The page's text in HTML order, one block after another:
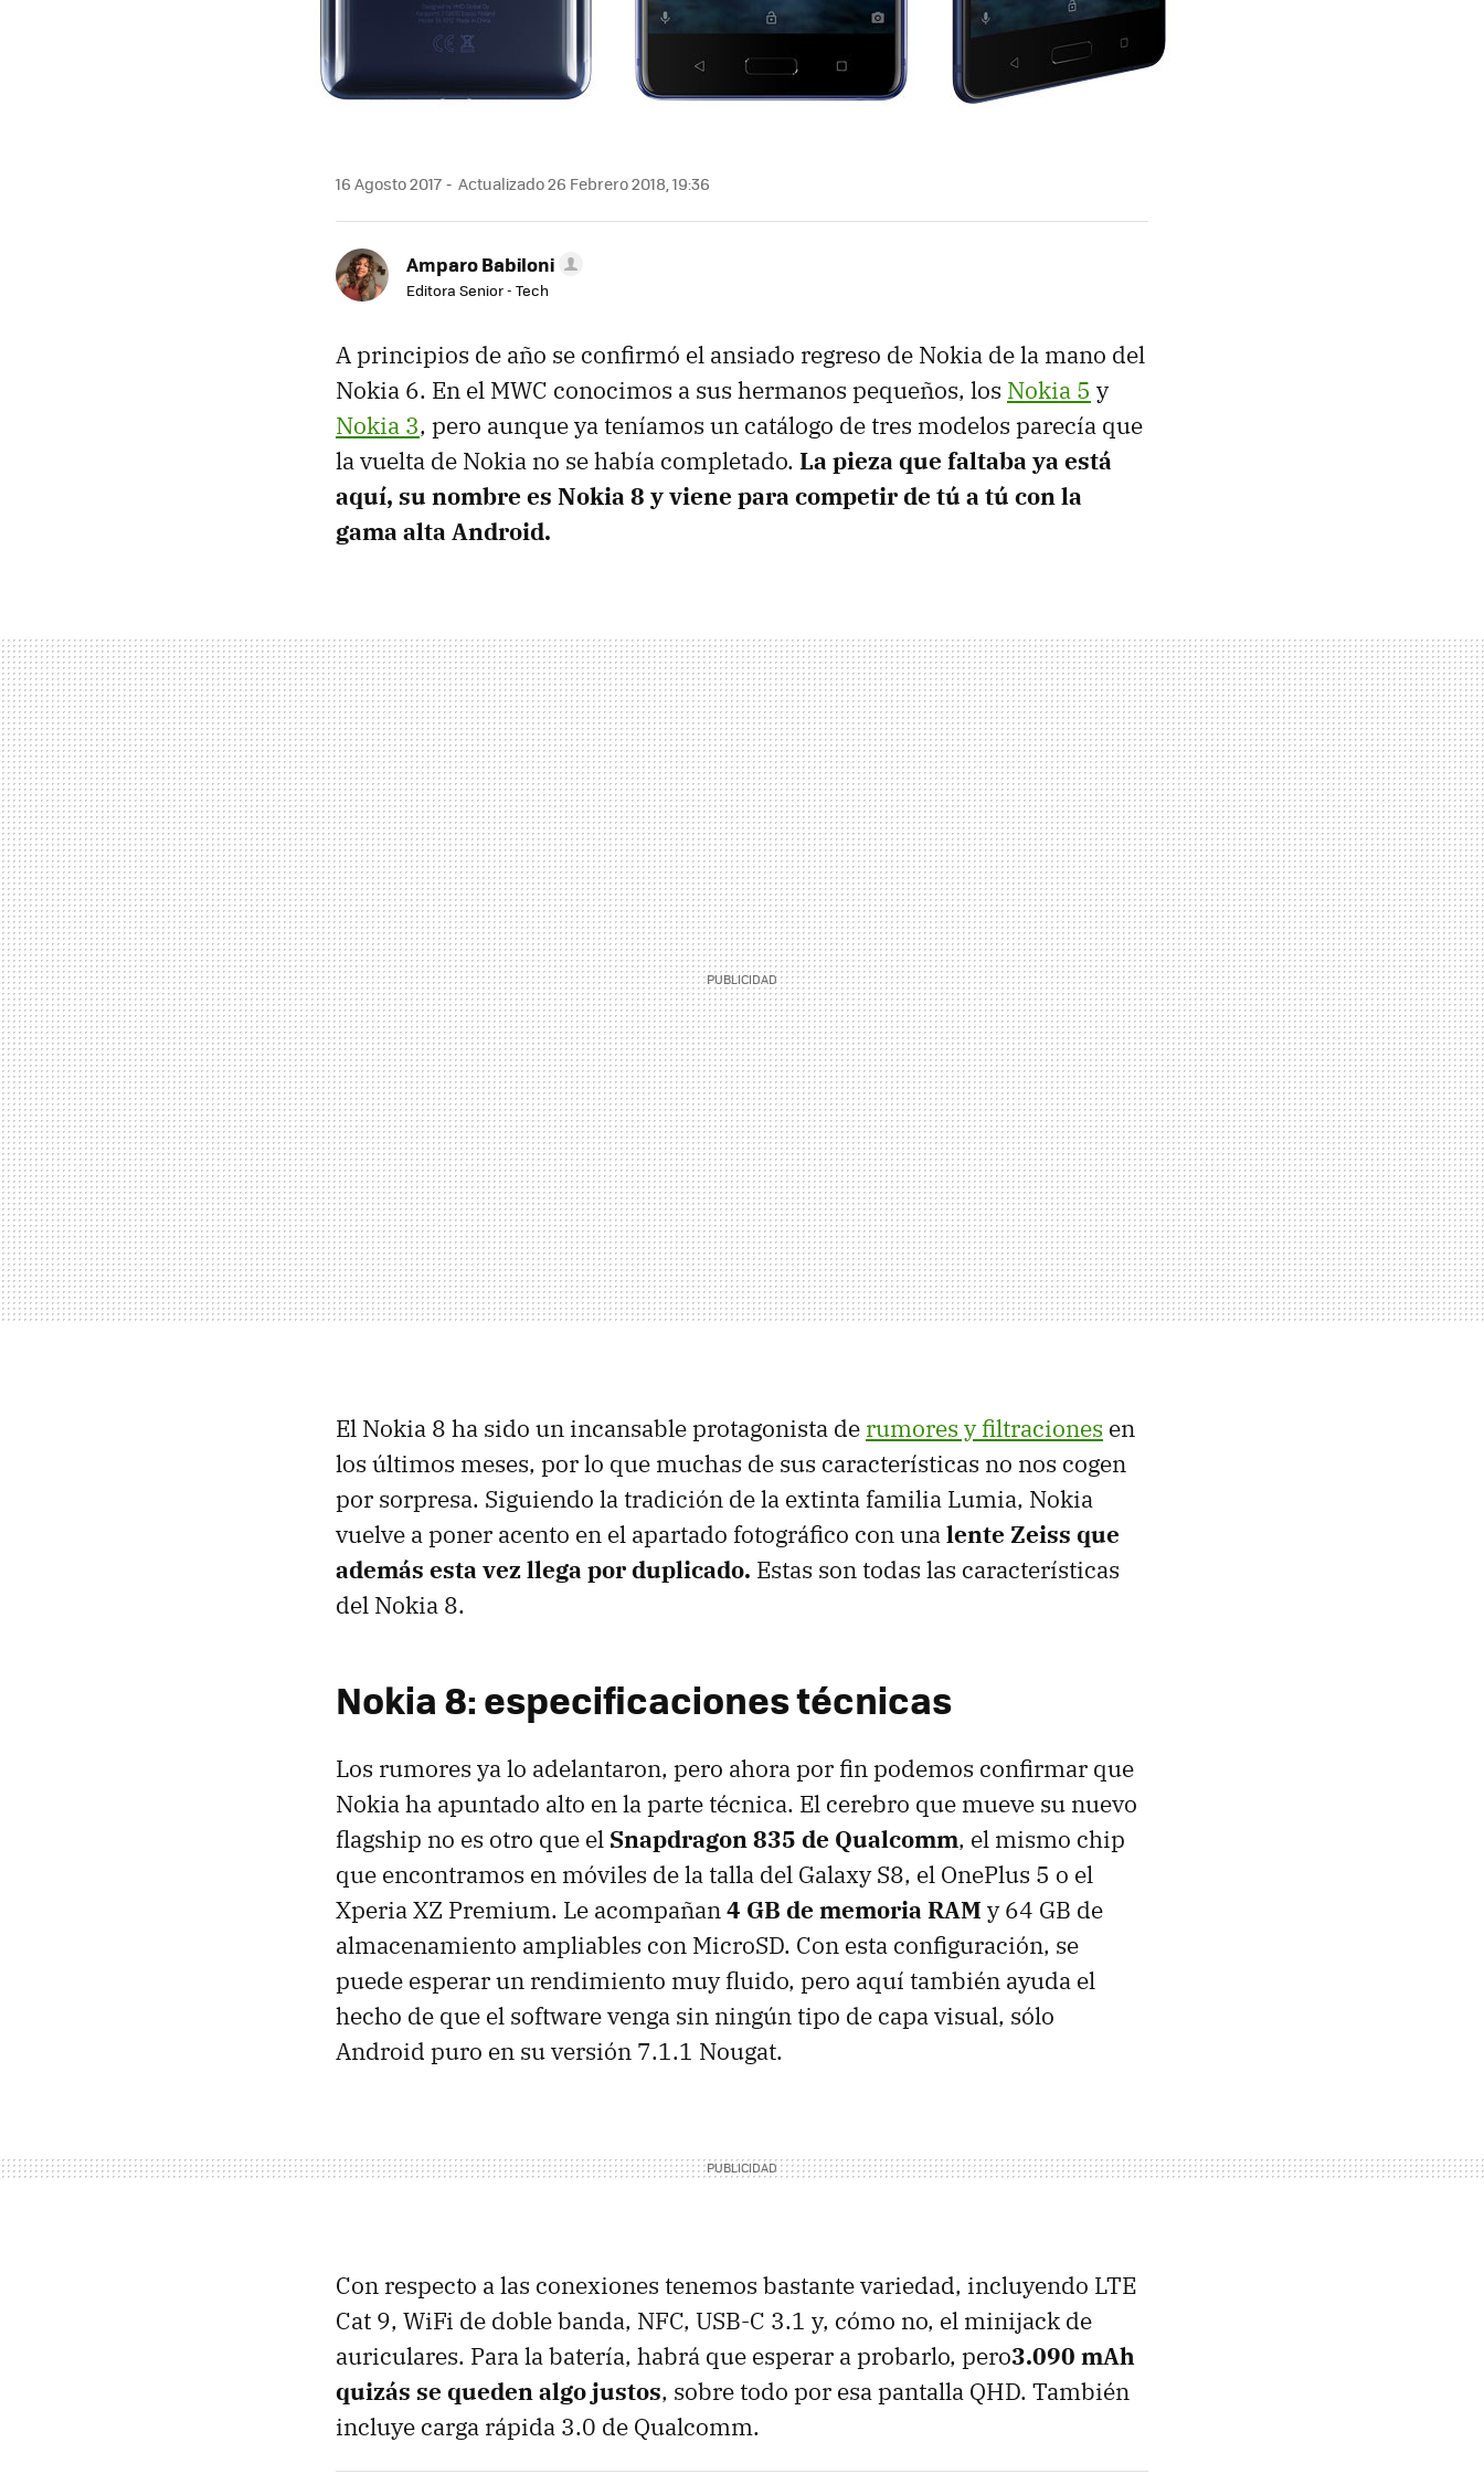
16 Agosto 2017 Actualizado 26 Febrero 2018, 19:36
Amparo Babiloni
Editora Senior - Tech
A principios de año se confirmó el ansiado regreso de Nokia de la mano del
Nokia 6. En el MWC conocimos a sus hermanos pequeños, los Nokia 5 y
Nokia 3, pero aunque ya teníamos un catálogo de tres modelos parecía que
la vuelta de Nokia no se había completado. La pieza que faltaba ya está
aquí, su nombre es Nokia 8 y viene para competir de tú a tú con la
gama alta Android.
El Nokia 8 ha sido un incansable protagonista de rumores y filtraciones en
los últimos meses, por lo que muchas de sus características no nos cogen
por sorpresa. Siguiendo la tradición de la extinta familia Lumia, Nokia
vuelve a poner acento en el apartado fotográfico con unalente Zeiss que
además esta vez llega por duplicado. Estas son todas las características
del Nokia 8.
Nokia 8: especificaciones técnicas
Los rumores ya lo adelantaron, pero ahora por fin podemos confirmar que
Nokia ha apuntado alto en la parte técnica. El cerebro que mueve su nuevo
flagship no es otro que el Snapdragon 835 de Qualcomm, el mismo chip
que encontramos en móviles de la talla del Galaxy S8, el OnePlus 5 o el
Xperia XZ Premium. Le acompañan4 GB de memoria RAM y 64 GB de
almacenamiento ampliables con MicroSD. Con esta configuración, se
puede esperar un rendimiento muy fluido, pero aquí también ayuda el
hecho de que el software venga sin ningún tipo de capa visual, sólo
Android puro en su versión 7.1.1 Nougat.
Con respecto a las conexiones tenemos bastante variedad, incluyendo LTE
Cat 9, WiFi de doble banda, NFC, USB-C 3.1 y, cómo no, el minijack de
auriculares. Para la batería, habrá que esperar a probarlo, pero3.090 mAh
quizás se queden algo justos, sobre todo por esa pantalla QHD. También
incluye carga rápida 3.0 de Qualcomm.